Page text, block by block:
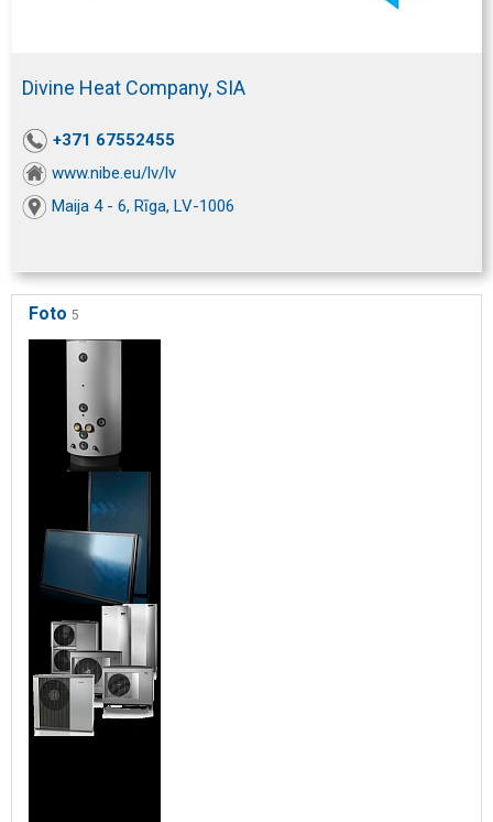
Divine Heat Company, SIA
+371 67552455
www.nibe.eu/lv/lv
Maija 4 - 6, Rīga, LV-1006
Foto 5